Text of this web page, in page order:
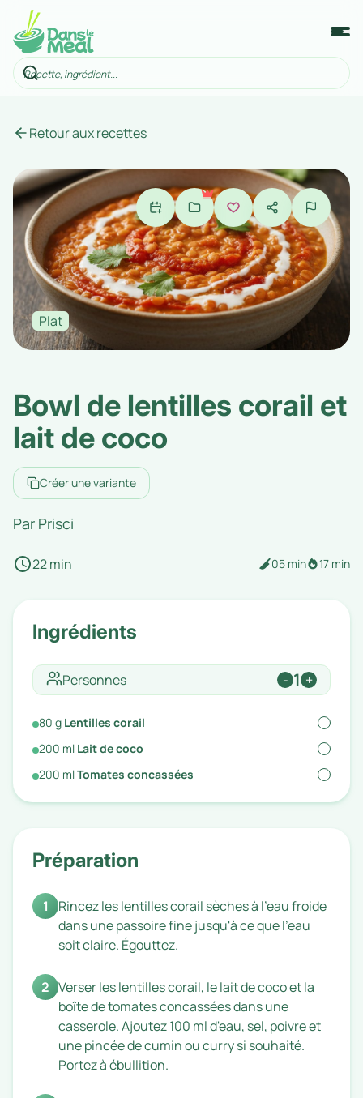
Retour aux recettes
Plat
Bowl de lentilles corail et
lait de coco
Créer une variante
Par Prisci
22 min 05 min 17 min
Ingrédients
Personnes - 1 +
80 g Lentilles corail
200 ml Lait de coco
200 mlTomates concassées
Préparation
1
Rincez les lentilles corail sèches à l'eau froide
dans une passoire fine jusqu'à ce que l'eau
soit claire. Égouttez.
2 Verser les lentilles corail, le lait de coco et la
boîte de tomates concassées dans une
casserole. Ajoutez 100 ml d'eau, sel, poivre et
une pincée de cumin ou curry si souhaité.
Portez à ébullition.